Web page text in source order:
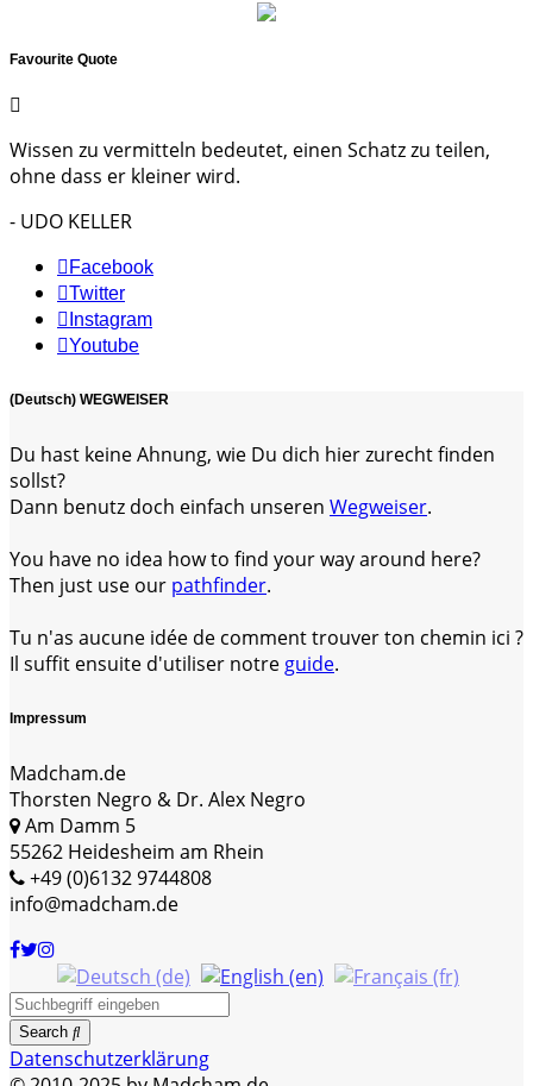
Favourite Quote
Wissen zu vermitteln bedeutet, einen Schatz zu teilen,
ohne dass er kleiner wird.
- UDO KELLER
Facebook
Twitter
Instagram
Youtube
(Deutsch) WEGWEISER
Du hast keine Ahnung, wie Du dich hier zurecht finden
sollst?
Dann benutz doch einfach unseren Wegweiser.
You have no idea how to find your way around here?
Then just use our pathfinder.
Tu n'as aucune idée de comment trouver ton chemin ici ?
Il suffit ensuite d'utiliser notre guide.
Impressum
Madcham.de
Thorsten Negro & Dr. Alex Negro
Am Damm 5
55262 Heidesheim am Rhein
+49 (0)6132 9744808
info@madcham.de
Search
Datenschutzerklärung